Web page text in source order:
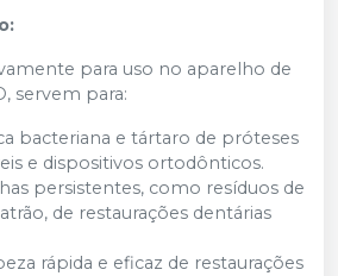
para uso no aparelho de
servem para:
bacteriana e tártaro de próteses
e dispositivos ortodônticos.
persistentes, como resíduos de
de restaurações dentárias
rápida e eficaz de restaurações